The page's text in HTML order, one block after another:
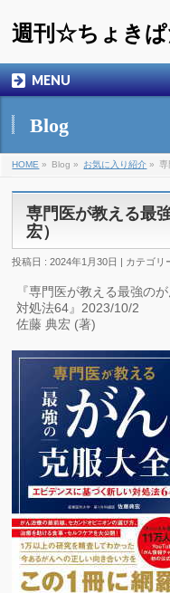
週刊☆ちょきぱ
MENU
Blog
HOME » Blog » お気に入り紹介 » 専
専門医が教える最
宏）
投稿日 : 2024年1月30日 | カテゴリ
『専門医が教える最強の
対処法64』2023/10/2
佐藤 典宏 (著)